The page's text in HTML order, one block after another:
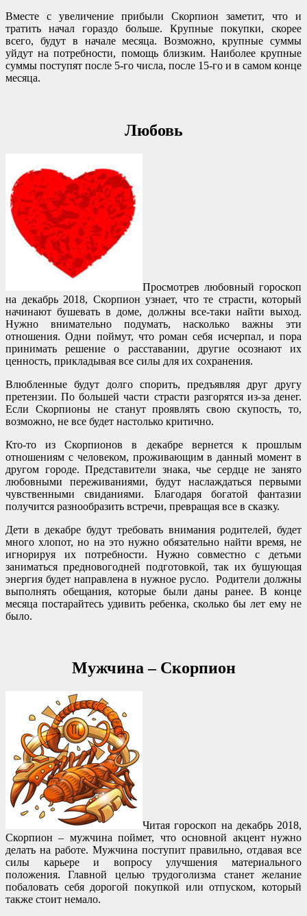
Вместе с увеличение прибыли Скорпион заметит, что и
тратить начал гораздо больше. Крупные покупки, скорее
всего, будут в начале месяца. Возможно, крупные суммы
уйдут на потребности, помощь близким. Наиболее крупные
суммы поступят после 5-го числа, после 15-го и в самом конце
месяца.
Любовь
Просмотрев любовный гороскоп
на декабрь 2018, Скорпион узнает, что те страсти, который
начинают бушевать в доме, должны все-таки найти выход.
Нужно внимательно подумать, насколько важны эти
отношения. Одни поймут, что роман себя исчерпал, и пора
принимать решение о расставании, другие осознают их
ценность, прикладывая все силы для их сохранения.
Влюбленные будут долго спорить, предъявляя друг другу
претензии. По большей части страсти разгорятся из-за денег.
Если Скорпионы не станут проявлять свою скупость, то,
возможно, не все будет настолько критично.
Кто-то из Скорпионов в декабре вернется к прошлым
отношениям с человеком, проживающим в данный момент в
другом городе. Представители знака, чье сердце не занято
любовными переживаниями, будут наслаждаться первыми
чувственными свиданиями. Благодаря богатой фантазии
получится разнообразить встречи, превращая все в сказку.
Дети в декабре будут требовать внимания родителей, будет
много хлопот, но на это нужно обязательно найти время, не
игнорируя их потребности. Нужно совместно с детьми
заниматься предновогодней подготовкой, так их бушующая
энергия будет направлена в нужное русло. Родители должны
выполнять обещания, которые были даны ранее. В конце
месяца постарайтесь удивить ребенка, сколько бы лет ему не
было.
Мужчина – Скорпион
Читая гороскоп на декабрь 2018,
Скорпион – мужчина поймет, что основной акцент нужно
делать на работе. Мужчина поступит правильно, отдавая все
силы карьере и вопросу улучшения материального
положения. Главной целью трудоголизма станет желание
побаловать себя дорогой покупкой или отпуском, который
также стоит немало.